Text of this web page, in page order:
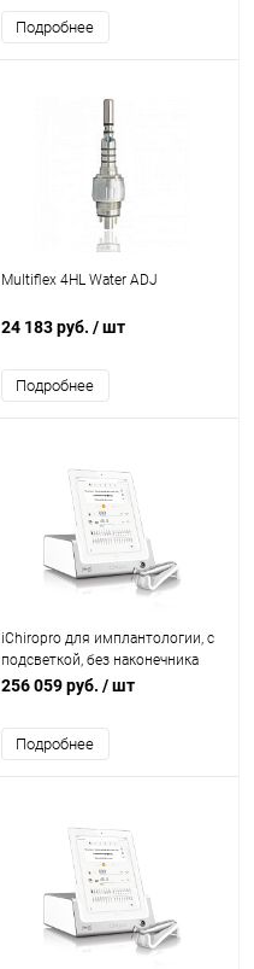
Подробнее
Multiflex 4HL Water ADJ
24 183 руб. / шт
Подробнее
iChiropro для имплантологии, с
подсветкой, без наконечника
(без ipad)
256 059 руб. / шт
Подробнее